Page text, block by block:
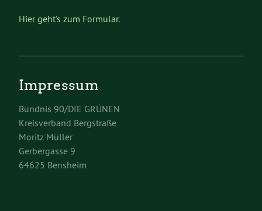
Hier geht’s zum Formular.
Impressum
Bündnis 90/DIE GRÜNEN
Kreisverband Bergstraße
Moritz Müller
Gerbergasse 9
64625 Bensheim